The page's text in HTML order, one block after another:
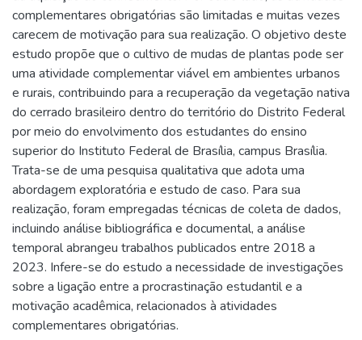
complementares obrigatórias são limitadas e muitas vezes
carecem de motivação para sua realização. O objetivo deste
estudo propõe que o cultivo de mudas de plantas pode ser
uma atividade complementar viável em ambientes urbanos
e rurais, contribuindo para a recuperação da vegetação nativa
do cerrado brasileiro dentro do território do Distrito Federal
por meio do envolvimento dos estudantes do ensino
superior do Instituto Federal de Brasília, campus Brasília.
Trata-se de uma pesquisa qualitativa que adota uma
abordagem exploratória e estudo de caso. Para sua
realização, foram empregadas técnicas de coleta de dados,
incluindo análise bibliográfica e documental, a análise
temporal abrangeu trabalhos publicados entre 2018 a
2023. Infere-se do estudo a necessidade de investigações
sobre a ligação entre a procrastinação estudantil e a
motivação acadêmica, relacionados à atividades
complementares obrigatórias.